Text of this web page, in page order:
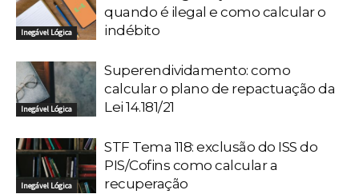
Inegável Lógica
quando é ilegal e como calcular o
indébito
Inegável Lógica
Superendividamento: como
calcular o plano de repactuação da
Lei 14.181/21
Inegável Lógica
STF Tema 118: exclusão do ISS do
PIS/Cofins como calcular a
recuperação